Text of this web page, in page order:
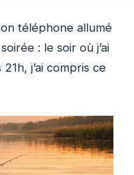
téléphone allumé
: le soir où j’ai
j’ai compris ce